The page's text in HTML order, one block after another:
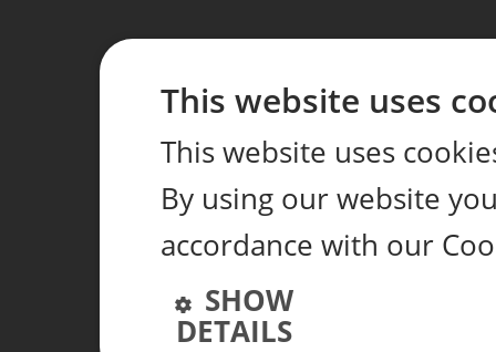
This website uses
This website uses
By using our website
accordance with our
SHOW
DETAILS